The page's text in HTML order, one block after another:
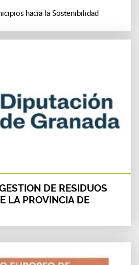
hacia la Sostenibilidad
DE RESIDUOS
LA PROVINCIA DE